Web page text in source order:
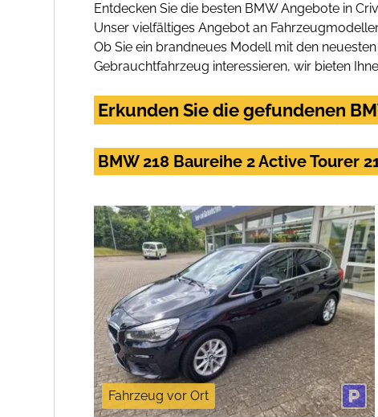
Entdecken Sie die besten BMW Angebote in
Unser vielfältiges Angebot an
Ob Sie ein brandneues Modell mit den
Gebrauchtfahrzeug interessieren, wir bieten
Erkunden Sie die gefundenen
BMW 218 Baureihe 2 Active Tourer
Fahrzeug vor Ort